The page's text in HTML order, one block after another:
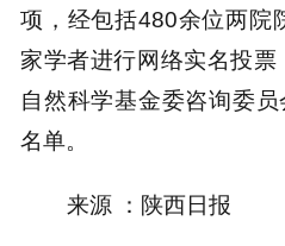
项，经包括480余位两院
家学者进行网络实名投
自然科学基金委咨询委
名单。
来源 ：陕西日报